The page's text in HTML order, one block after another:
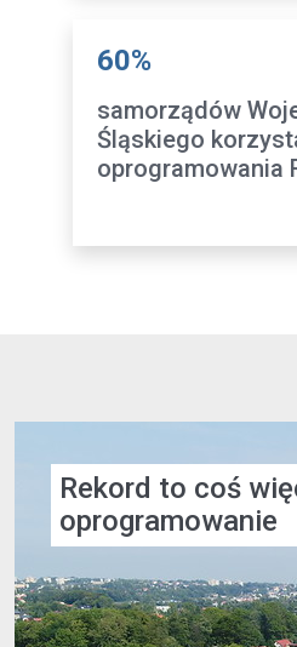
60%
samorządów
Śląskiego
oprogramowania
Rekord to coś
oprogramowanie